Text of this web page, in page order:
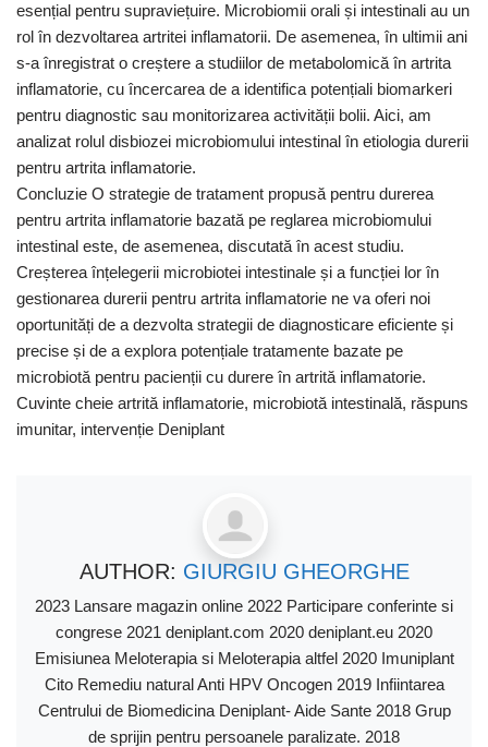
esențial pentru supraviețuire. Microbiomii orali și intestinali au un
rol în dezvoltarea artritei inflamatorii. De asemenea, în ultimii ani
s-a înregistrat o creștere a studiilor de metabolomică în artrita
inflamatorie, cu încercarea de a identifica potențiali biomarkeri
pentru diagnostic sau monitorizarea activității bolii. Aici, am
analizat rolul disbiozei microbiomului intestinal în etiologia durerii
pentru artrita inflamatorie.
Concluzie O strategie de tratament propusă pentru durerea
pentru artrita inflamatorie bazată pe reglarea microbiomului
intestinal este, de asemenea, discutată în acest studiu.
Creșterea înțelegerii microbiotei intestinale și a funcției lor în
gestionarea durerii pentru artrita inflamatorie ne va oferi noi
oportunități de a dezvolta strategii de diagnosticare eficiente și
precise și de a explora potențiale tratamente bazate pe
microbiotă pentru pacienții cu durere în artrită inflamatorie.
Cuvinte cheie artrită inflamatorie, microbiotă intestinală, răspuns
imunitar, intervenție Deniplant
AUTHOR: GIURGIU GHEORGHE
2023 Lansare magazin online 2022 Participare conferinte si
congrese 2021 deniplant.com 2020 deniplant.eu 2020
Emisiunea Meloterapia si Meloterapia altfel 2020 Imuniplant
Cito Remediu natural Anti HPV Oncogen 2019 Infiintarea
Centrului de Biomedicina Deniplant- Aide Sante 2018 Grup
de sprijin pentru persoanele paralizate. 2018